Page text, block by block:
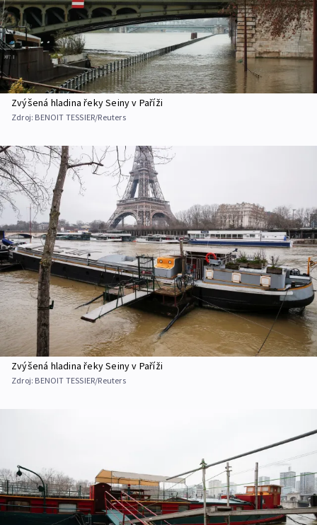
Zvýšená hladina řeky Seiny v Paříži
Zdroj: BENOIT TESSIER/Reuters
Zvýšená hladina řeky Seiny v Paříži
Zdroj: BENOIT TESSIER/Reuters